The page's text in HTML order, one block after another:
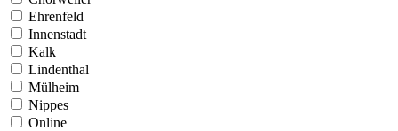
Ehrenfeld
Innenstadt
Kalk
Lindenthal
Mülheim
Nippes
Online